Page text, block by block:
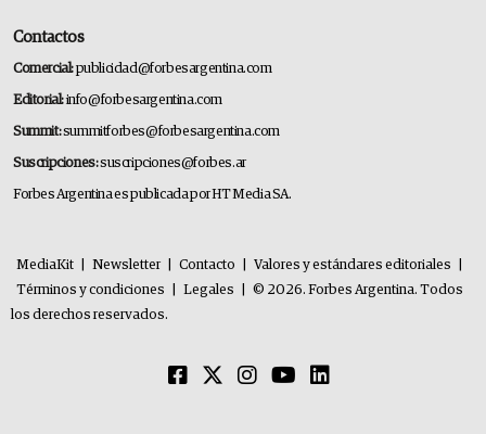
Contactos
Comercial:publicidad@forbesargentina.com
Editorial:info@forbesargentina.com
Summit:summitforbes@forbesargentina.com
Suscripciones:suscripciones@forbes.ar
Forbes Argentina es publicada por HT Media SA.
MediaKit Newsletter Contacto Valores y estándares editoriales
Términos y condiciones
Legales
© 2026. Forbes Argentina. Todos
los derechos reservados.